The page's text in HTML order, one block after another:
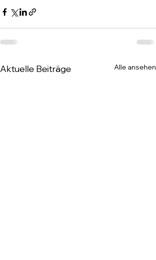
Aktuelle Beiträge Alle ansehen